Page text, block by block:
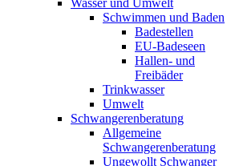
Wasser und Umwelt
Schwimmen und Baden
Badestellen
EU-Badeseen
Hallen- und
Freibäder
Trinkwasser
Umwelt
Schwangerenberatung
Allgemeine
Schwangerenberatung
Ungewollt Schwanger